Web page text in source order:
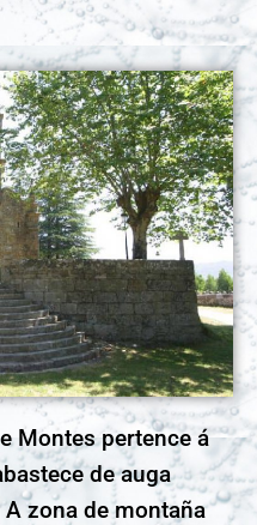
Montes pertence á
de auga
zona de montaña